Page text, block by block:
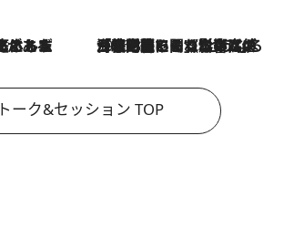
2026.8.3
「住宅建てられない…」「サーチャージ料の高値が続いている」ホルムズ海峡封鎖による影響はいつまで続く？《エネルギー専門家に聞く“どうなる日本の暮らし”》
トーク&セッション TOP